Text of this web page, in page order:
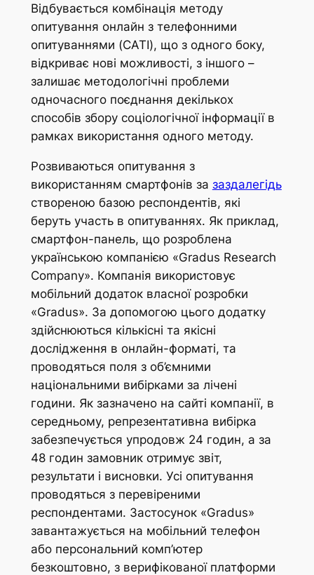
Відбувається комбінація методу
опитування онлайн з телефонними
опитуваннями (CATI), що з одного боку,
відкриває нові можливості, з іншого –
залишає методологічні проблеми
одночасного поєднання декількох
способів збору соціологічної інформації в
рамках використання одного методу.
Розвиваються опитування з
використанням смартфонів за заздалегідь
створеною базою респондентів, які
беруть участь в опитуваннях. Як приклад,
смартфон-панель, що розроблена
українською компанією «Gradus Research
Company». Компанія використовує
мобільний додаток власної розробки
«Gradus». За допомогою цього додатку
здійснюються кількісні та якісні
дослідження в онлайн-форматі, та
проводяться поля з об’ємними
національними вибірками за лічені
години. Як зазначено на сайті компанії, в
середньому, репрезентативна вибірка
забезпечується упродовж 24 годин, а за
48 годин замовник отримує звіт,
результати і висновки. Усі опитування
проводяться з перевіреними
респондентами. Застосунок «Gradus»
завантажується на мобільний телефон
або персональний комп’ютер
безкоштовно, з верифікованої платформи